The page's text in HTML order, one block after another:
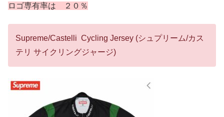
ロゴ専有率は ２０％
Supreme/Castelli Cycling Jersey (シュプリーム/カス
テリ サイクリングジャージ)